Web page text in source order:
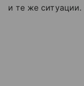
и те же ситуации.